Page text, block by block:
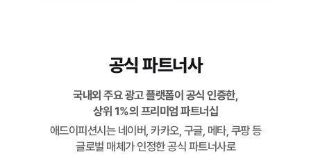
공식 파트너사
국내외 주요 광고 플랫폼이 공식 인증한,
상위 1%의 프리미엄 파트너십
애드이피션시는 네이버, 카카오, 구글, 메타, 쿠팡 등
글로벌 매체가 인정한 공식 파트너사로